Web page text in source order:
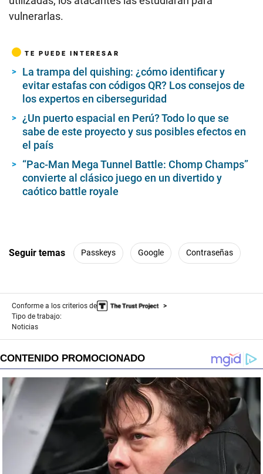
vulnerarlas.
TE PUEDE INTERESAR
La trampa del quishing: ¿cómo identificar y
evitar estafas con códigos QR? Los consejos de
los expertos en ciberseguridad
¿Un puerto espacial en Perú? Todo lo que se
sabe de este proyecto y sus posibles efectos en
el país
“Pac-Man Mega Tunnel Battle: Chomp Champs”
convierte al clásico juego en un divertido y
caótico battle royale
Seguir temas Passkeys Google Contraseñas
Conforme a los criterios de
Tipo de trabajo:
Noticias